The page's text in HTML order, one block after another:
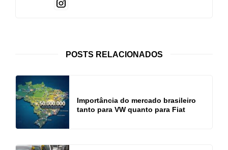
POSTS RELACIONADOS
Importância do mercado brasileiro
tanto para VW quanto para Fiat